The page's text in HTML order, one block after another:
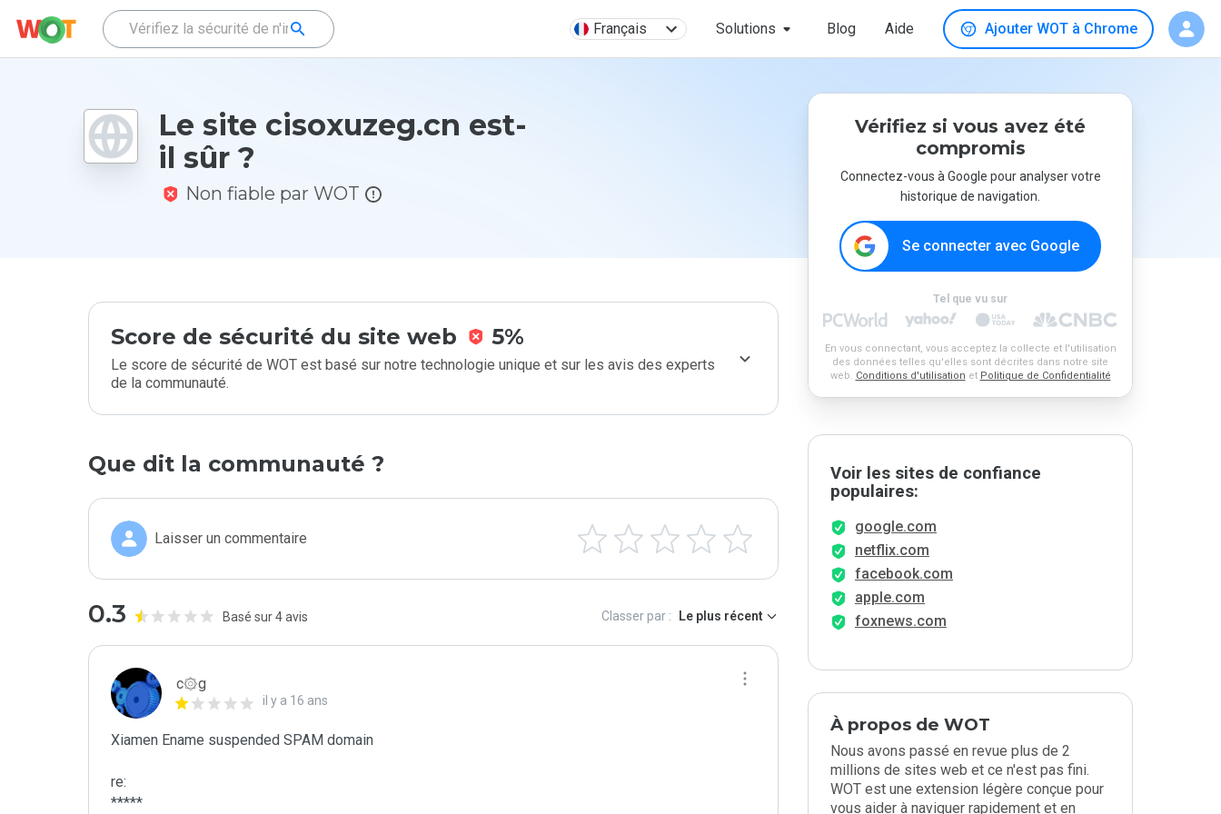
Français Solutions Blog Aide Ajouter WOT à Chrome
Le site cisoxuzeg.cn est-
il sûr ?
Non fiable par WOT
Score de sécurité du site web 5%
Le score de sécurité de WOT est basé sur notre technologie unique et sur les avis des experts
de la communauté.
Que dit la communauté ?
Laisser un commentaire
0.3 Basé sur 4 avis Classer par : Le plus récent
c۞g
il y a 16 ans
Xiamen Ename suspended SPAM domain
re:
*****
Vérifiez si vous avez été
compromis
Connectez-vous à Google pour analyser votre
historique de navigation.
Se connecter avec Google
Tel que vu sur
En vous connectant, vous acceptez la collecte et l'utilisation
des données telles qu'elles sont décrites dans notre site
web. Conditions d'utilisation et Politique de Confidentialité
Voir les sites de confiance
populaires:
google.com
netflix.com
facebook.com
apple.com
foxnews.com
À propos de WOT
Nous avons passé en revue plus de 2
millions de sites web et ce n'est pas fini.
WOT est une extension légère conçue pour
vous aider à naviguer rapidement et en